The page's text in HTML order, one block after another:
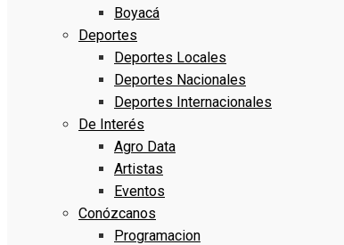
Boyacá
Deportes
Deportes Locales
Deportes Nacionales
Deportes Internacionales
De Interés
Agro Data
Artistas
Eventos
Conózcanos
Programacion